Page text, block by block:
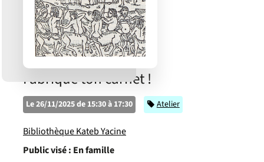
Fabrique ton carnet !
Le 26/11/2025 de 15:30 à 17:30 Catégorie
Atelier
Bibliothèque Kateb Yacine
Public visé : En famille